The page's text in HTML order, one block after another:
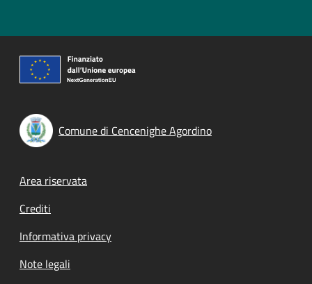
Comune di Cencenighe Agordino
Footer menu
Area riservata
Crediti
Informativa privacy
Note legali